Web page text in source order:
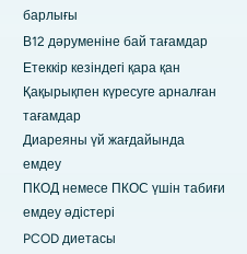
барлығы
В12 дәруменіне бай тағамдар
Етеккір кезіндегі қара қан
Қақырықпен күресуге арналған
тағамдар
Диареяны үй жағдайында
емдеу
ПКОД немесе ПКОС үшін табиғи
емдеу әдістері
PCOD диетасы